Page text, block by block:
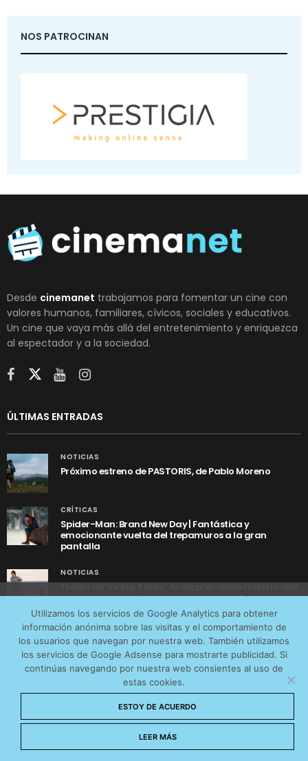
NOS PATROCINAN
Desde cinemanet trabajamos para fomentar un cine con
valores humanos, familiares, cívicos, sociales y educativos.
Un cine que vaya más allá del entretenimiento y enriquezca
al espectador y a la sociedad.
ÚLTIMAS ENTRADAS
NOTICIAS
Próximo estreno de PASTORIS, de Pablo Moreno
CRÍTICAS
Spider-Man: Brand New Day | Fantástica y
emocionante vuelta del trepamuros a la gran
pantalla
NOTICIAS
Tráiler de ‘Yo soy Rocky’, la sorprendente historia real
detrás de cómo Stallone se convirtió en Rocky
AVISO LEGAL CONTACTO
POLÍTICA DE COOKIES
POLÍTICA DE PRIVACIDAD
© 2026 CinemaNet. Designed by
Utilizamos los servicios de Google Analytics para obtener
información anónima sobre las visitas y el comportamiento de
los usuarios que navegan por nuestra web. También utilizamos
los servicios de Google Adsense para mostrarte publicidad. Si
continúas navegando por nuestra web consientes al uso de
estas cookies.
ESTOY DE ACUERDO
LEER MÁS
tráfico web que recibimos y conocer los servicios que
más os interesan. Puede cambiar las preferencias y
obtener más información sobre las cookies que
utilizamos en nuestra Política de cookies
Aceptar cookies
No permitir cookies